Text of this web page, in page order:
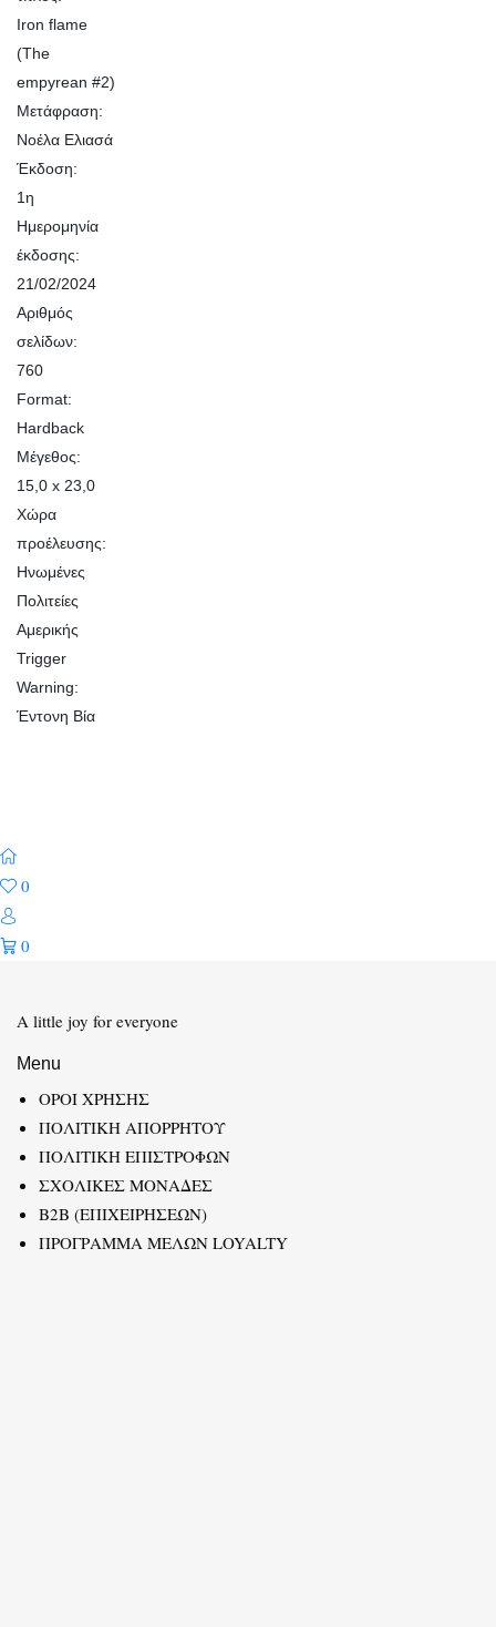
Iron flame
(The
empyrean #2)
Μετάφραση:
Νοέλα Ελιασά
Έκδοση:
1η
Ημερομηνία
έκδοσης:
21/02/2024
Αριθμός
σελίδων:
760
Format:
Hardback
Μέγεθος:
15,0 x 23,0
Χώρα
προέλευσης:
Ηνωμένες
Πολιτείες
Αμερικής
Trigger
Warning:
Έντονη Βία
0
0
A little joy for everyone
Menu
ΟΡΟΙ ΧΡΗΣΗΣ
ΠΟΛΙΤΙΚΗ ΑΠΟΡΡΗΤΟΥ
ΠΟΛΙΤΙΚΗ ΕΠΙΣΤΡΟΦΩΝ
ΣΧΟΛΙΚΕΣ ΜΟΝΑΔΕΣ
B2B (ΕΠΙΧΕΙΡΗΣΕΩΝ)
ΠΡΟΓΡΑΜΜΑ ΜΕΛΩΝ LOYALTY